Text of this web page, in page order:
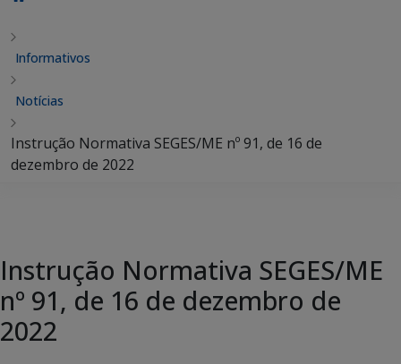
Informativos
Notícias
Instrução Normativa SEGES/ME nº 91, de 16 de
dezembro de 2022
Instrução Normativa SEGES/ME
nº 91, de 16 de dezembro de
2022